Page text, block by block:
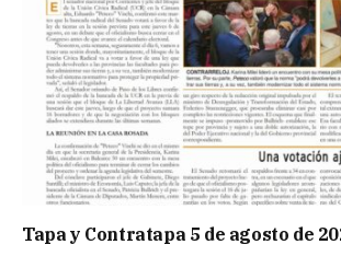
Tapa y Contratapa 5 de agosto de